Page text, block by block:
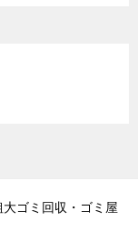
大ゴミ回収・ゴミ屋